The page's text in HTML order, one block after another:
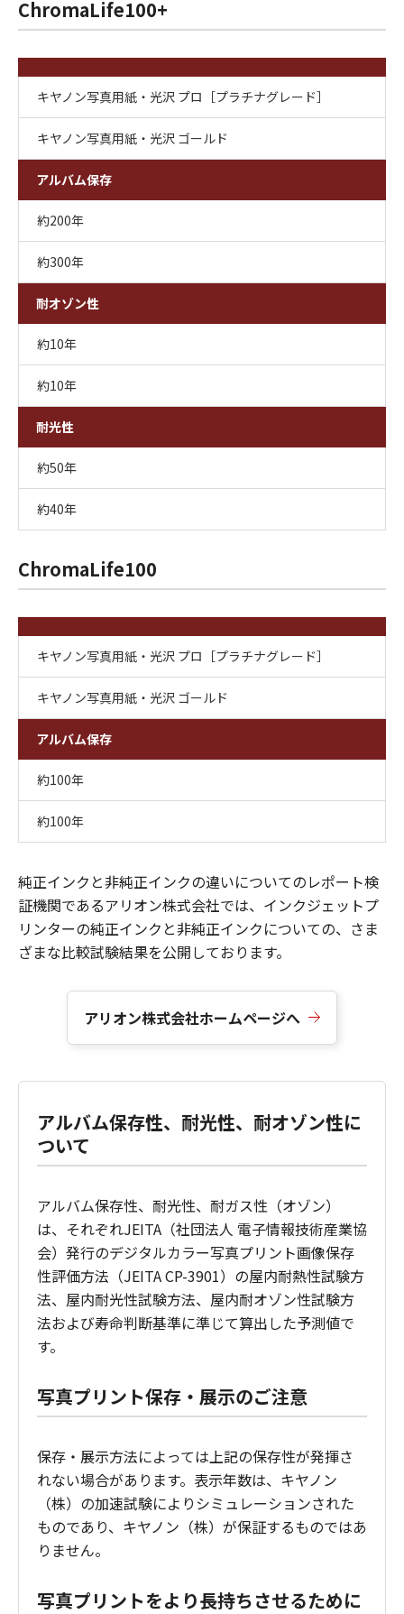
ChromaLife100+
アルバム保存
耐オゾン性
耐光性
キヤノン写真用紙・光沢 プロ［プラチナグレード］
約200年
約10年
約50年
キヤノン写真用紙・光沢 ゴールド
約300年
約10年
約40年
ChromaLife100
アルバム保存
キヤノン写真用紙・光沢 プロ［プラチナグレード］
約100年
キヤノン写真用紙・光沢 ゴールド
約100年
純正インクと非純正インクの違いについてのレポート検
証機関であるアリオン株式会社では、インクジェットプ
リンターの純正インクと非純正インクについての、さま
ざまな比較試験結果を公開しております。
アリオン株式会社ホームページへ
アルバム保存性、耐光性、耐オゾン性に
ついて
アルバム保存性、耐光性、耐ガス性（オゾン）
は、それぞれJEITA（社団法人 電子情報技術産業協
会）発行のデジタルカラー写真プリント画像保存
性評価方法（JEITA CP-3901）の屋内耐熱性試験方
法、屋内耐光性試験方法、屋内耐オゾン性試験方
法および寿命判断基準に準じて算出した予測値で
す。
写真プリント保存・展示のご注意
保存・展示方法によっては上記の保存性が発揮さ
れない場合があります。表示年数は、キヤノン
（株）の加速試験によりシミュレーションされた
ものであり、キヤノン（株）が保証するものではあ
りません。
写真プリントをより長持ちさせるために